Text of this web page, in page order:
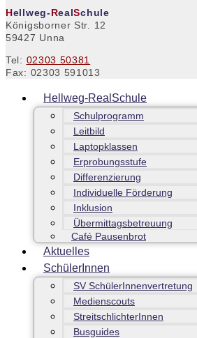
Hellweg-RealSchule
Königsborner Str. 12
59427 Unna
Tel: 02303 50381
Fax: 02303 591013
Hellweg-RealSchule
Schulprogramm
Leitbild
Laptopklassen
Erprobungsstufe
Differenzierung
Individuelle Förderung
Inklusion
Übermittagsbetreuung
Café Pausenbrot
Aktuelles
SchülerInnen
SV SchülerInnenvertretung
Medienscouts
StreitschlichterInnen
Busguides